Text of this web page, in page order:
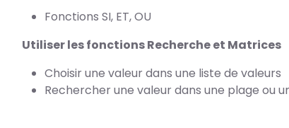
Fonctions SI, ET, OU
Utiliser les fonctions Recherche et Matrices
Choisir une valeur dans une liste de valeurs
Rechercher une valeur dans une plage ou